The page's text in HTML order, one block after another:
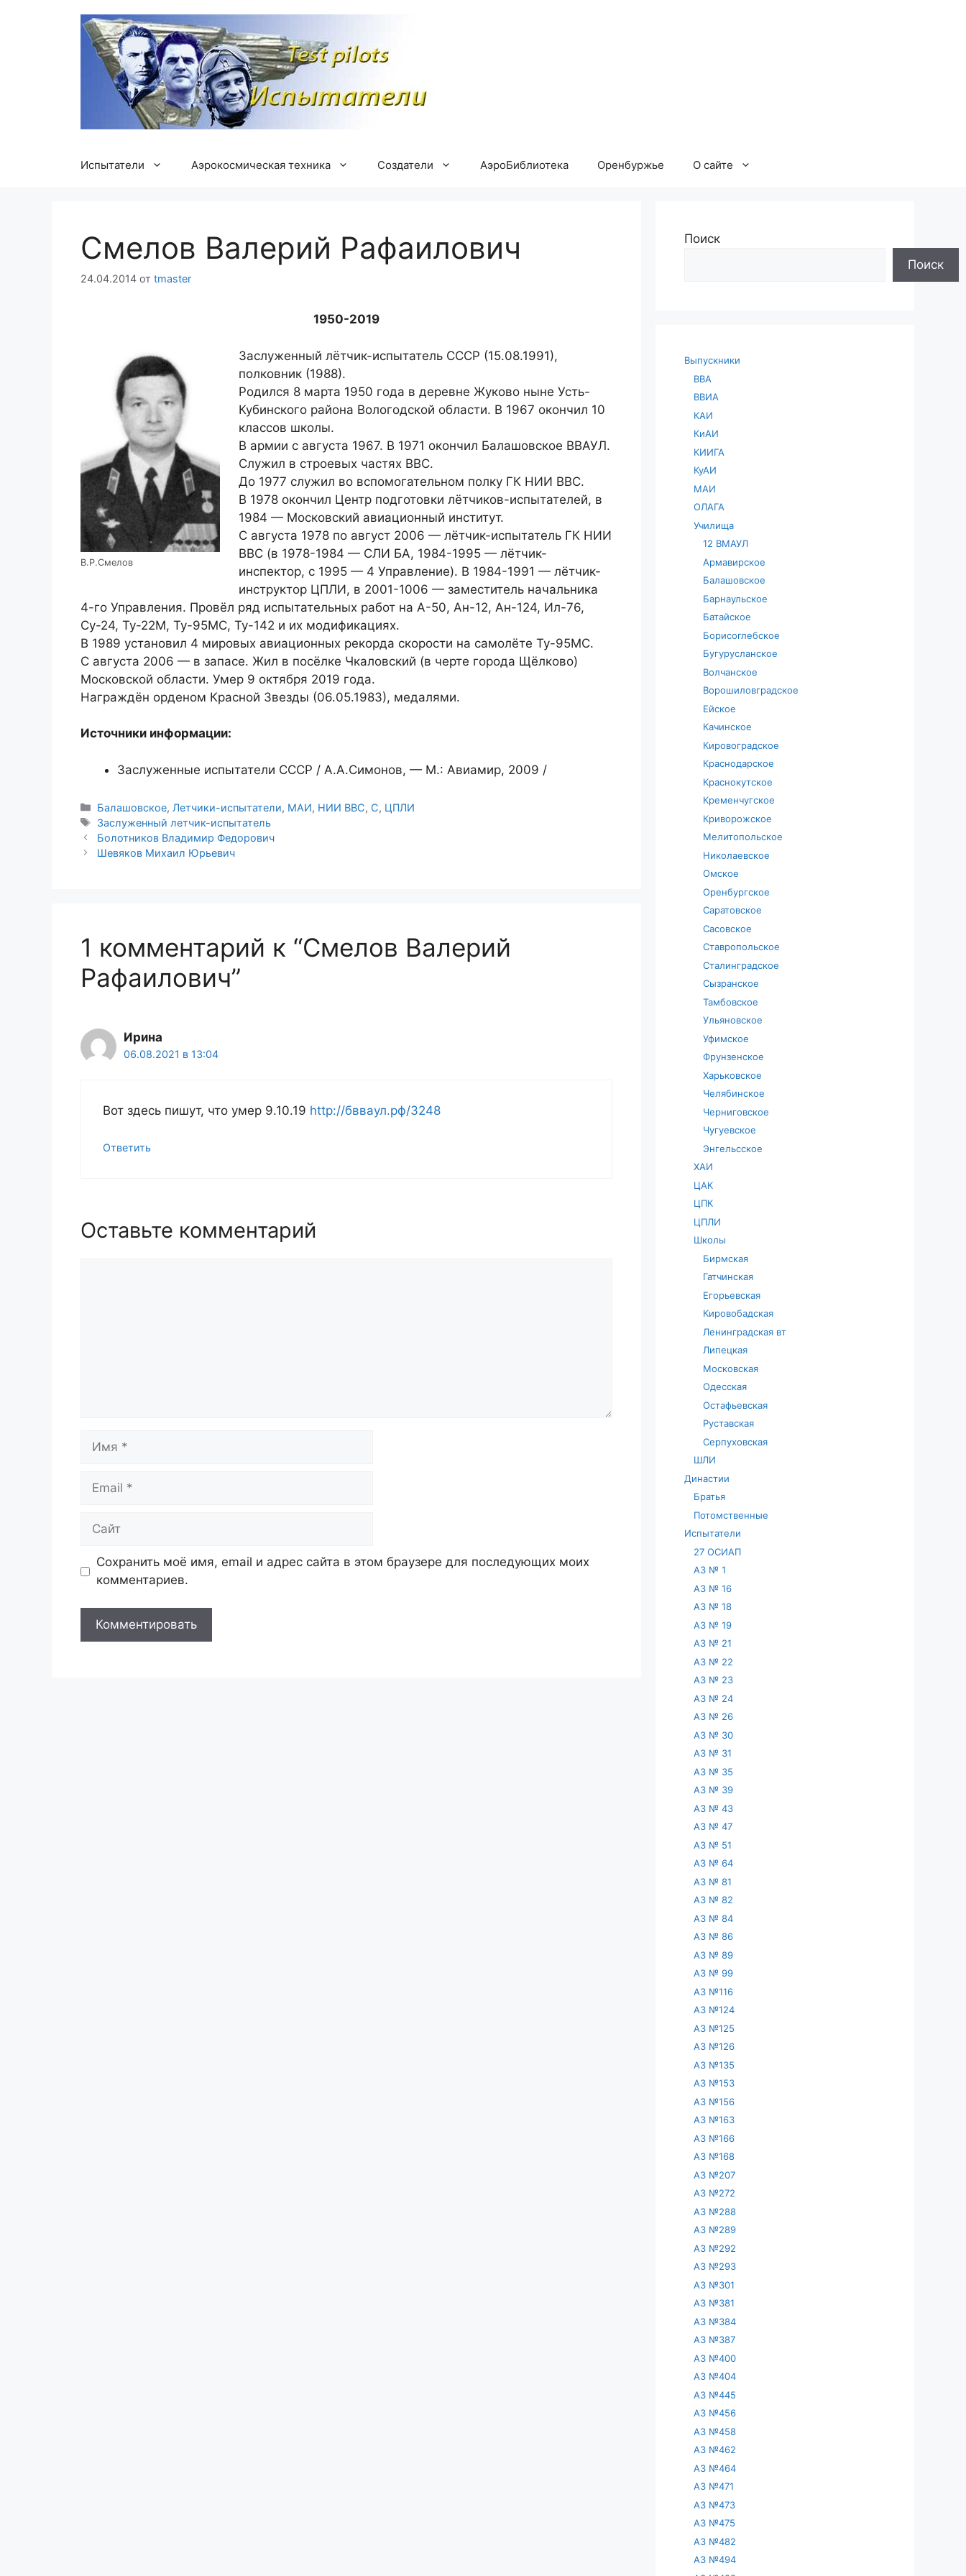
Испытатели Аэрокосмическая техника Создатели АэроБиблиотека Оренбуржье О сайте
Смелов Валерий Рафаилович
24.04.2014 от tmaster
1950-2019
В.Р.Смелов
Заслуженный лётчик-испытатель СССР (15.08.1991),
полковник (1988).
Родился 8 марта 1950 года в деревне Жуково ныне Усть-
Кубинского района Вологодской области. В 1967 окончил 10
классов школы.
В армии с августа 1967. В 1971 окончил Балашовское ВВАУЛ.
Служил в строевых частях ВВС.
До 1977 служил во вспомогательном полку ГК НИИ ВВС.
В 1978 окончил Центр подготовки лётчиков-испытателей, в
1984 — Московский авиационный институт.
С августа 1978 по август 2006 — лётчик-испытатель ГК НИИ
ВВС (в 1978-1984 — СЛИ БА, 1984-1995 — лётчик-
инспектор, с 1995 — 4 Управление). В 1984-1991 — лётчик-
инструктор ЦПЛИ, в 2001-1006 — заместитель начальника
4-го Управления. Провёл ряд испытательных работ на А-50, Ан-12, Ан-124, Ил-76,
Су-24, Ту-22М, Ту-95МС, Ту-142 и их модификациях.
В 1989 установил 4 мировых авиационных рекорда скорости на самолёте Ту-95МС.
С августа 2006 — в запасе. Жил в посёлке Чкаловский (в черте города Щёлково)
Московской области. Умер 9 октября 2019 года.
Награждён орденом Красной Звезды (06.05.1983), медалями.
Источники информации:
Заслуженные испытатели СССР / А.А.Симонов, — М.: Авиамир, 2009 /
Рубрики
Балашовское,Летчики-испытатели, МАИ, НИИ ВВС, С, ЦПЛИ
Метки
Заслуженный летчик-испытатель
Болотников Владимир Федорович
Шевяков Михаил Юрьевич
1 комментарий к “Смелов Валерий
Рафаилович”
Ирина
06.08.2021 в 13:04
Вот здесь пишут, что умер 9.10.19 http://бвваул.рф/3248
Ответить
Оставьте комментарий
Имя
Email
Сайт
Сохранить моё имя, email и адрес сайта в этом браузере для последующих моих
комментариев.
Поиск
Поиск
Выпускники
ВВА
ВВИА
КАИ
КиАИ
КИИГА
КуАИ
МАИ
ОЛАГА
Училища
12 ВМАУЛ
Армавирское
Балашовское
Барнаульское
Батайское
Борисоглебское
Бугурусланское
Волчанское
Ворошиловградское
Ейское
Качинское
Кировоградское
Краснодарское
Краснокутское
Кременчугское
Криворожское
Мелитопольское
Николаевское
Омское
Оренбургское
Саратовское
Сасовское
Ставропольское
Сталинградское
Сызранское
Тамбовское
Ульяновское
Уфимское
Фрунзенское
Харьковское
Челябинское
Черниговское
Чугуевское
Энгельсское
ХАИ
ЦАК
ЦПК
ЦПЛИ
Школы
Бирмская
Гатчинская
Егорьевская
Кировобадская
Ленинградская вт
Липецкая
Московская
Одесская
Остафьевская
Руставская
Серпуховская
ШЛИ
Династии
Братья
Потомственные
Испытатели
27 ОСИАП
АЗ № 1
АЗ № 16
АЗ № 18
АЗ № 19
АЗ № 21
АЗ № 22
АЗ № 23
АЗ № 24
АЗ № 26
АЗ № 30
АЗ № 31
АЗ № 35
АЗ № 39
АЗ № 43
АЗ № 47
АЗ № 51
АЗ № 64
АЗ № 81
АЗ № 82
АЗ № 84
АЗ № 86
АЗ № 89
АЗ № 99
АЗ №116
АЗ №124
АЗ №125
АЗ №126
АЗ №135
АЗ №153
АЗ №156
АЗ №163
АЗ №166
АЗ №168
АЗ №207
АЗ №272
АЗ №288
АЗ №289
АЗ №292
АЗ №293
АЗ №301
АЗ №381
АЗ №384
АЗ №387
АЗ №400
АЗ №404
АЗ №445
АЗ №456
АЗ №458
АЗ №462
АЗ №464
АЗ №471
АЗ №473
АЗ №475
АЗ №482
АЗ №494